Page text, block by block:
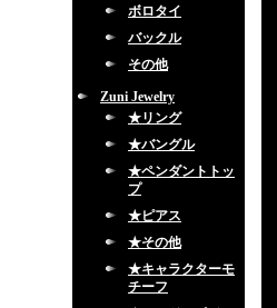
ボロタイ
バックル
その他
Zuni Jewelry
★リング
★バングル
★ペンダントトッ
プ
★ピアス
★その他
★キャラクターモ
チーフ